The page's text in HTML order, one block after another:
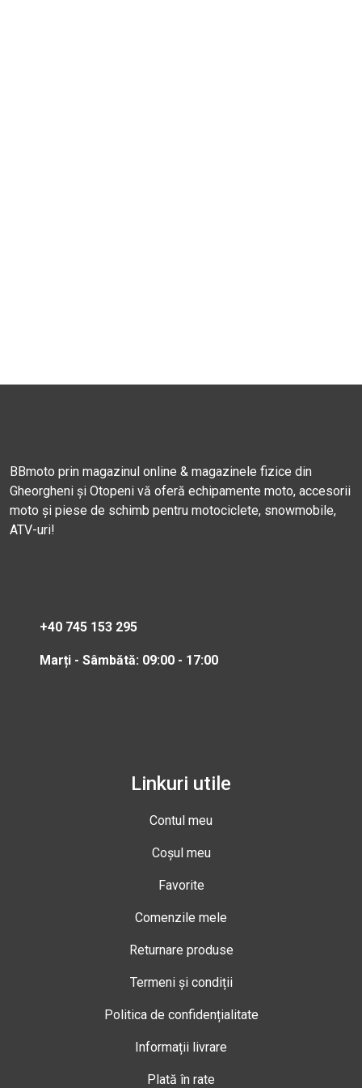
BBmoto prin magazinul online & magazinele fizice din
Gheorgheni și Otopeni vă oferă echipamente moto, accesorii
moto și piese de schimb pentru motociclete, snowmobile,
ATV-uri!
+40 745 153 295
Marți - Sâmbătă: 09:00 - 17:00
Linkuri utile
Contul meu
Coșul meu
Favorite
Comenzile mele
Returnare produse
Termeni și condiții
Politica de confidențialitate
Informații livrare
Plată în rate